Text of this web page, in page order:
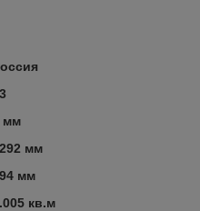
мм
мм
мм
кв.м